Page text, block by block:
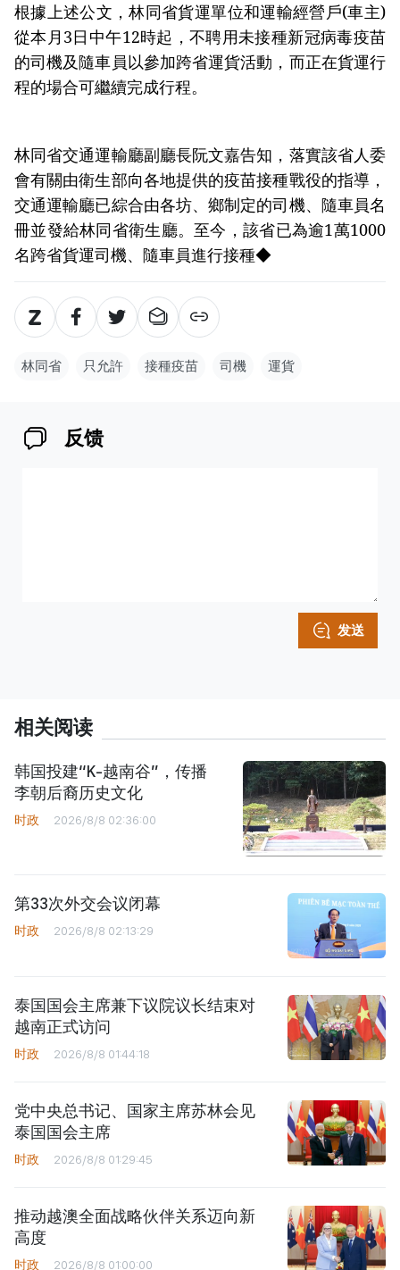
根據上述公文，林同省貨運單位和運輸經營戶(車主)
從本月3日中午12時起，不聘用未接種新冠病毒疫苗
的司機及隨車員以參加跨省運貨活動，而正在貨運行
程的場合可繼續完成行程。
林同省交通運輸廳副廳長阮文嘉告知，落實該省人委
會有關由衛生部向各地提供的疫苗接種戰役的指導，
交通運輸廳已綜合由各坊、鄉制定的司機、隨車員名
冊並發給林同省衛生廳。至今，該省已為逾1萬1000
名跨省貨運司機、隨車員進行接種◆
林同省 只允許 接種疫苗 司機 運貨
反馈
发送
相关阅读
韩国投建“K-越南谷”，传播
李朝后裔历史文化
时政 2026/8/8 02:36:00
第33次外交会议闭幕
时政 2026/8/8 02:13:29
泰国国会主席兼下议院议长结束对
越南正式访问
时政 2026/8/8 01:44:18
党中央总书记、国家主席苏林会见
泰国国会主席
时政 2026/8/8 01:29:45
推动越澳全面战略伙伴关系迈向新
高度
时政 2026/8/8 01:00:00